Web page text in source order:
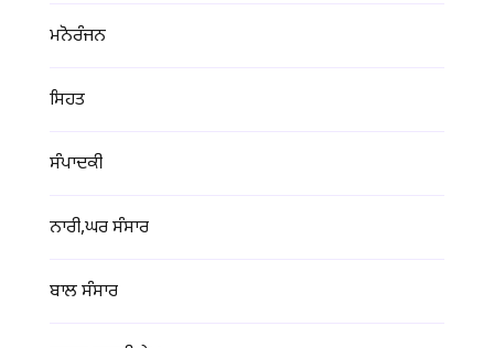
ਮਨੋਰੰਜਨ
ਸਿਹਤ
ਸੰਪਾਦਕੀ
ਨਾਰੀ,ਘਰ ਸੰਸਾਰ
ਬਾਲ ਸੰਸਾਰ